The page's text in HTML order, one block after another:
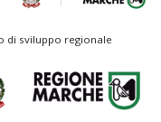
di sviluppo regionale